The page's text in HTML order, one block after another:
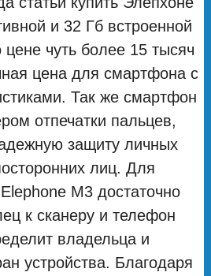
и 32 Гб встроенной
чуть более 15 тысяч
цена для смартфона с
Так же смартфон
отпечатки пальцев,
защиту личных
лиц. Для
M3 достаточно
к сканеру и телефон
владельца и
устройства. Благодаря